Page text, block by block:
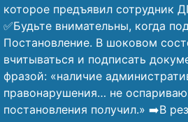
которое предъявил сотрудник
✅Будьте внимательны, когда
Постановление. В шоковом
вчитываться и подписать
фразой: «наличие
правонарушения… не
постановления получил.» ➡️В